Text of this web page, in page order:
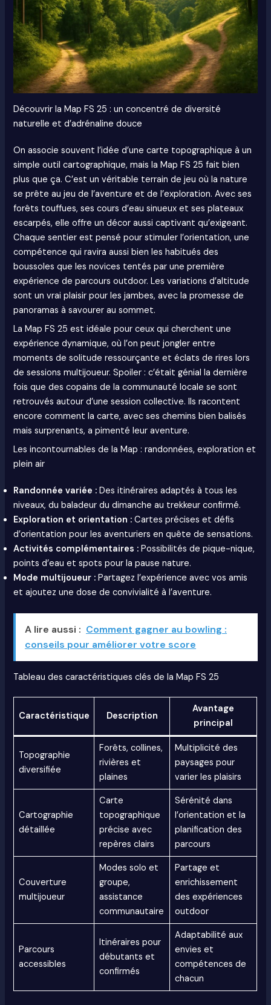
Découvrir la Map FS 25 : un concentré de diversité
naturelle et d’adrénaline douce
On associe souvent l’idée d’une carte topographique à un
simple outil cartographique, mais la Map FS 25 fait bien
plus que ça. C’est un véritable terrain de jeu où la nature
se prête au jeu de l’aventure et de l’exploration. Avec ses
forêts touffues, ses cours d’eau sinueux et ses plateaux
escarpés, elle offre un décor aussi captivant qu’exigeant.
Chaque sentier est pensé pour stimuler l’orientation, une
compétence qui ravira aussi bien les habitués des
boussoles que les novices tentés par une première
expérience de parcours outdoor. Les variations d’altitude
sont un vrai plaisir pour les jambes, avec la promesse de
panoramas à savourer au sommet.
La Map FS 25 est idéale pour ceux qui cherchent une
expérience dynamique, où l’on peut jongler entre
moments de solitude ressourçante et éclats de rires lors
de sessions multijoueur. Spoiler : c’était génial la dernière
fois que des copains de la communauté locale se sont
retrouvés autour d’une session collective. Ils racontent
encore comment la carte, avec ses chemins bien balisés
mais surprenants, a pimenté leur aventure.
Les incontournables de la Map : randonnées, exploration et
plein air
Randonnée variée : Des itinéraires adaptés à tous les
niveaux, du baladeur du dimanche au trekkeur confirmé.
Exploration et orientation : Cartes précises et défis
d’orientation pour les aventuriers en quête de sensations.
Activités complémentaires : Possibilités de pique-nique,
points d’eau et spots pour la pause nature.
Mode multijoueur : Partagez l’expérience avec vos amis
et ajoutez une dose de convivialité à l’aventure.
A lire aussi : Comment gagner au bowling :
conseils pour améliorer votre score
Tableau des caractéristiques clés de la Map FS 25
Caractéristique Description
Avantage
principal
Topographie
diversifiée
Forêts, collines,
rivières et
plaines
Multiplicité des
paysages pour
varier les plaisirs
Cartographie
détaillée
Carte
topographique
précise avec
repères clairs
Sérénité dans
l’orientation et la
planification des
parcours
Couverture
multijoueur
Modes solo et
groupe,
assistance
communautaire
Partage et
enrichissement
des expériences
outdoor
Parcours
accessibles
Itinéraires pour
débutants et
confirmés
Adaptabilité aux
envies et
compétences de
chacun